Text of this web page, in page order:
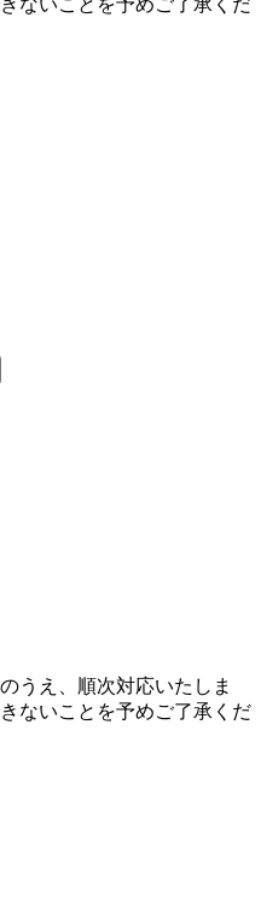
うえ、順次対応いたしま
ないことを予めご了承くだ